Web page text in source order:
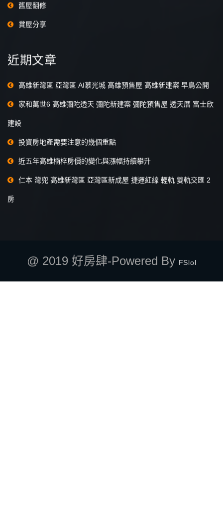
舊屋翻修
賞屋分享
近期文章
高雄新灣區 亞灣區 AI慕光城 高雄預售屋 高雄新建案 早鳥公開
家和萬世6 高雄彌陀透天 彌陀新建案 彌陀預售屋 透天厝 富士欣
建設
投資房地產需要注意的幾個重點
近五年高雄楠梓房價的變化與漲幅持續攀升
仁本 灣兜 高雄新灣區 亞灣區新成屋 捷運紅線 輕軌 雙軌交匯 2
房
@ 2019 好房肆-Powered By FSlol